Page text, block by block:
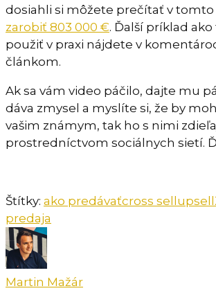
dosiahli si môžete prečítať v tomto
zarobiť 803 000 €. Ďalší príklad
použiť v praxi nájdete v
článkom.
Ak sa vám video páčilo, dajte mu
dáva zmysel a myslíte si, že by
vašim známym, tak ho s nimi
prostredníctvom sociálnych sietí.
Štítky: ako predávaťcross sellupsell
predaja
Martin Mažár